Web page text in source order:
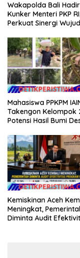
Wakapolda Bali
Kunker Menteri PKP
Perkuat Sinergi
Masyarakat
Mahasiswa PPKPM
Takengon Kelompok
Potensi Hasil Bumi
Kemiskinan Aceh
Meningkat,
Diminta Audit